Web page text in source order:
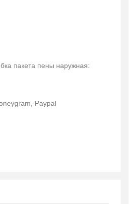
пакета пены наружная:
Paypal